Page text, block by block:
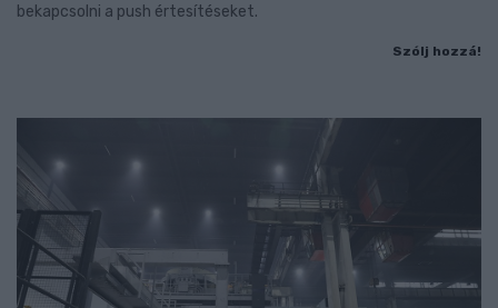
bekapcsolni a push értesítéseket.
Szólj hozzá!